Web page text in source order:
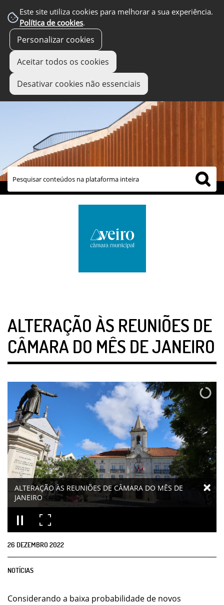
Este site utiliza cookies para melhorar a sua experiência.
Política de cookies.
Personalizar cookies
Aceitar todos os cookies
Desativar cookies não essenciais
links úteis
ALTERAÇÃO ÀS REUNIÕES DE
CÂMARA DO MÊS DE JANEIRO
ALTERAÇÃO ÀS REUNIÕES DE CÂMARA DO MÊS DE
JANEIRO
26 DEZEMBRO2022
NOTÍCIAS
Considerando a baixa probabilidade de novos